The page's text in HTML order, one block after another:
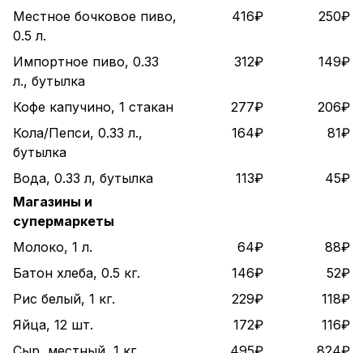
Местное бочковое пиво,
0.5 л.
416₽ 250₽
Импортное пиво, 0.33
л., бутылка
312₽ 149₽
Кофе капучино, 1 стакан 277₽
206₽
Кола/Пепси, 0.33 л.,
бутылка
164₽ 81₽
Вода, 0.33 л, бутылка 113₽
45₽
Магазины и
супермаркеты
Молоко, 1 л.
64₽
88₽
Батон хлеба, 0.5 кг.
146₽
52₽
Рис белый, 1 кг.
229₽
118₽
Яйца, 12 шт.
172₽
116₽